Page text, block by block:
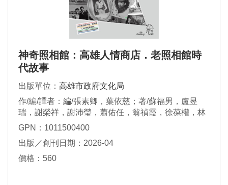
神奇照相館：高雄人情商店．老照相館時
代故事
出版單位： 高雄市政府文化局
作/編/譯者：編/張素卿，葉依慈；著/蘇福男，盧昱
瑞，謝榮祥，謝沛瑩，蕭佑任，翁禎霞，徐葆權，林
芷琪，余嘉榮，吳怡嫺，吳憶萍，朱珮甄；攝影/鍾舜
GPN：1011500400
出版／創刊日期：2026-04
價格：560